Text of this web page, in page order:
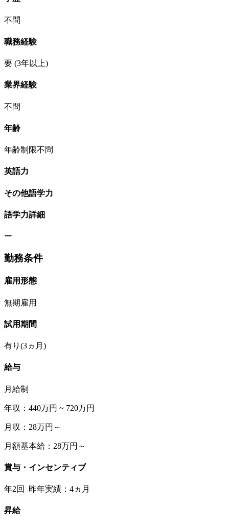
不問
職務経験
要 (3年以上)
業界経験
不問
年齢
年齢制限不問
英語力
その他語学力
語学力詳細
ー
勤務条件
雇用形態
無期雇用
試用期間
有り(3ヵ月)
給与
月給制
年収：440万円 ~ 720万円
月収：28万円～
月額基本給：28万円～
賞与・インセンティブ
年2回 昨年実績：4ヵ月
昇給